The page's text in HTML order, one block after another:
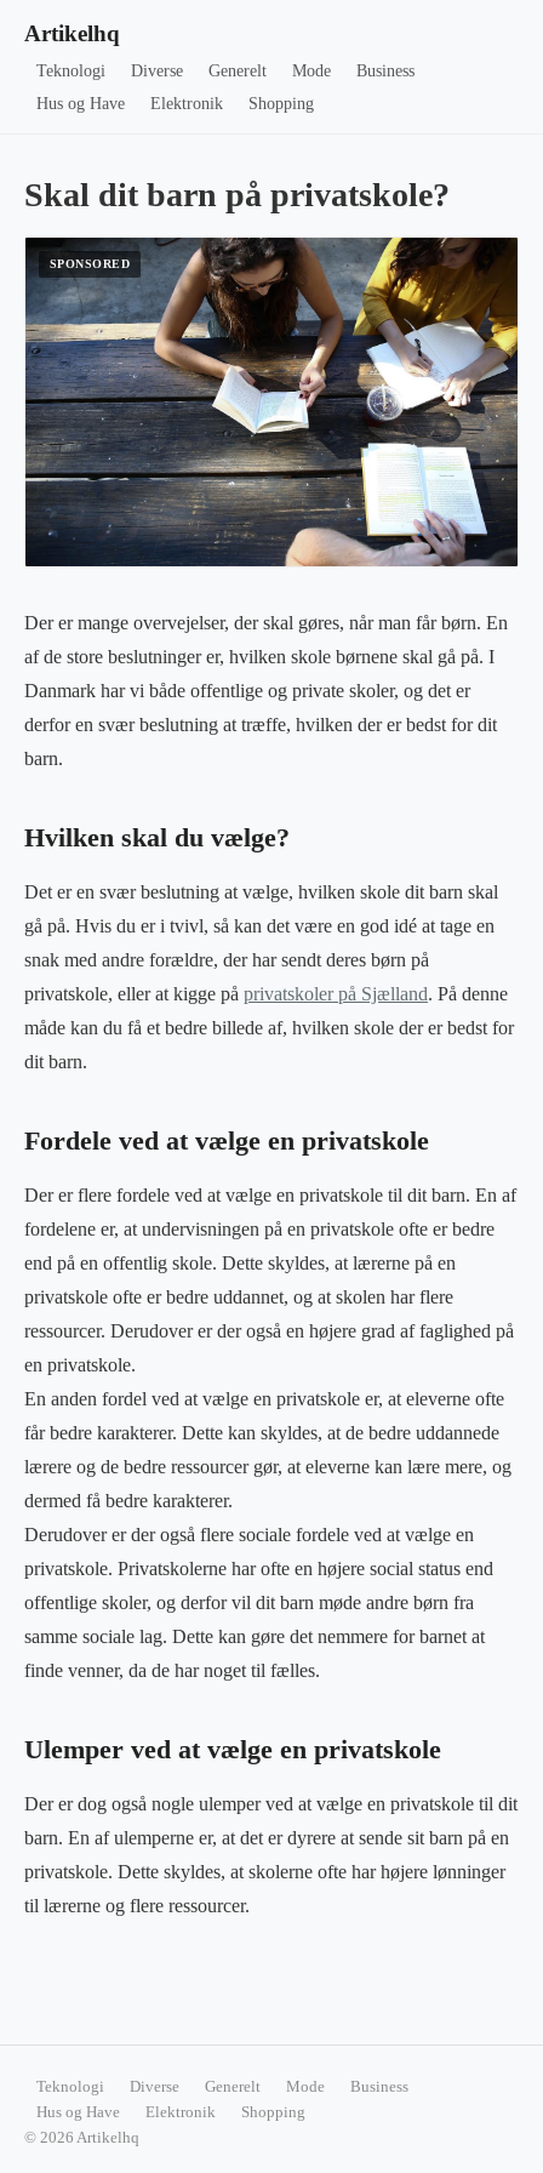
Artikelhq
Teknologi Diverse Generelt Mode
Business
Hus og Have
Elektronik Shopping
Skal dit barn på privatskole?
Der er mange overvejelser, der skal gøres, når man får børn. En
af de store beslutninger er, hvilken skole børnene skal gå på. I
Danmark har vi både offentlige og private skoler, og det er
derfor en svær beslutning at træffe, hvilken der er bedst for dit
barn.
Hvilken skal du vælge?
Det er en svær beslutning at vælge, hvilken skole dit barn skal
gå på. Hvis du er i tvivl, så kan det være en god idé at tage en
snak med andre forældre, der har sendt deres børn på
privatskole, eller at kigge på privatskoler på Sjælland. På denne
måde kan du få et bedre billede af, hvilken skole der er bedst for
dit barn.
Fordele ved at vælge en privatskole
Der er flere fordele ved at vælge en privatskole til dit barn. En af
fordelene er, at undervisningen på en privatskole ofte er bedre
end på en offentlig skole. Dette skyldes, at lærerne på en
privatskole ofte er bedre uddannet, og at skolen har flere
ressourcer. Derudover er der også en højere grad af faglighed på
en privatskole.
En anden fordel ved at vælge en privatskole er, at eleverne ofte
får bedre karakterer. Dette kan skyldes, at de bedre uddannede
lærere og de bedre ressourcer gør, at eleverne kan lære mere, og
dermed få bedre karakterer.
Derudover er der også flere sociale fordele ved at vælge en
privatskole. Privatskolerne har ofte en højere social status end
offentlige skoler, og derfor vil dit barn møde andre børn fra
samme sociale lag. Dette kan gøre det nemmere for barnet at
finde venner, da de har noget til fælles.
Ulemper ved at vælge en privatskole
Der er dog også nogle ulemper ved at vælge en privatskole til dit
barn. En af ulemperne er, at det er dyrere at sende sit barn på en
privatskole. Dette skyldes, at skolerne ofte har højere lønninger
til lærerne og flere ressourcer.
Teknologi Diverse Generelt Mode
Business
Hus og Have
Elektronik
Shopping
© 2026 Artikelhq